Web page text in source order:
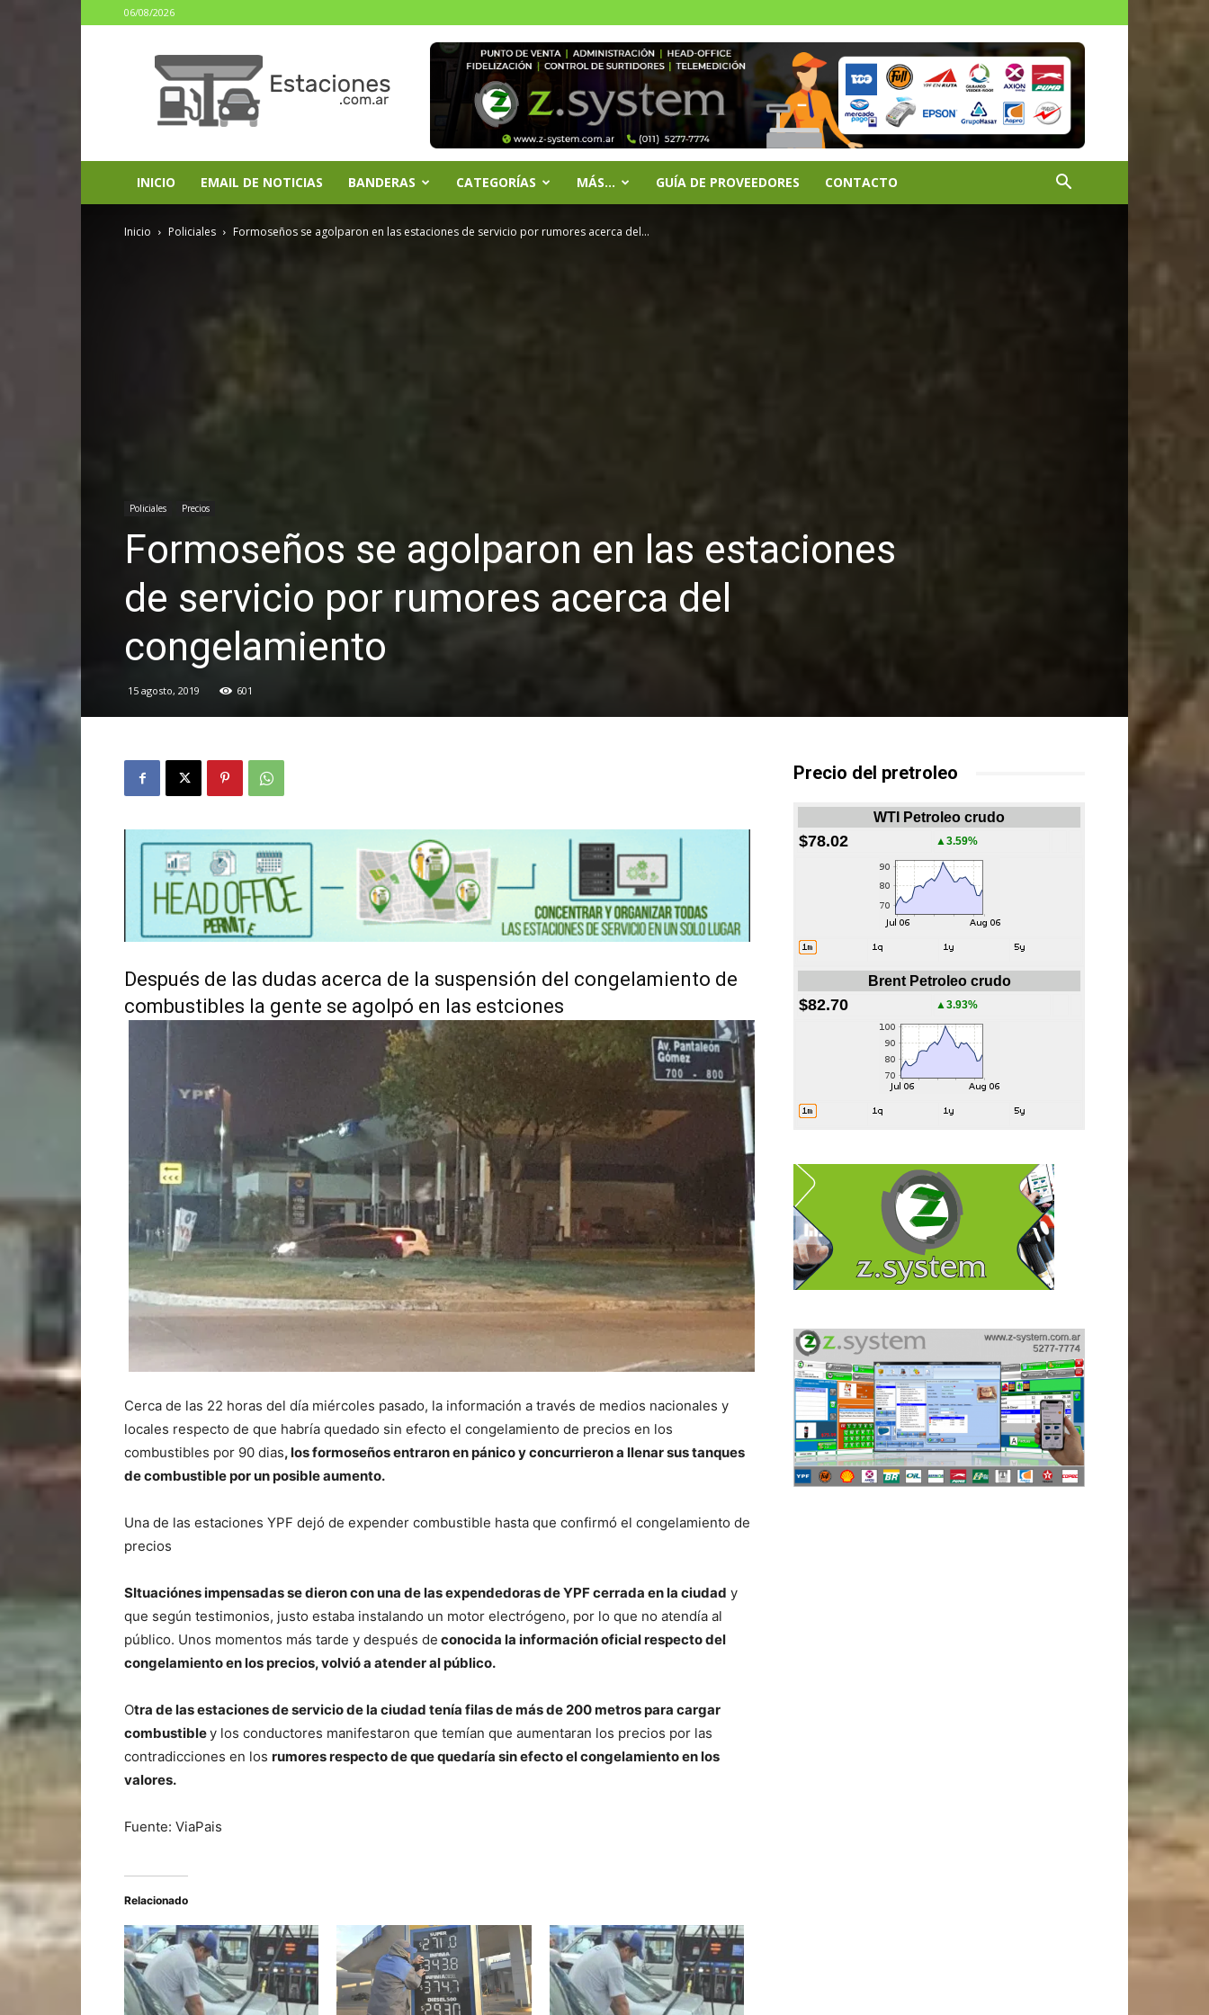
06/08/2026
INICIO EMAIL DE NOTICIAS BANDERAS CATEGORÍAS MÁS… GUÍA DE PROVEEDORES CONTACTO
Inicio Policiales Formoseños se agolparon en las estaciones de servicio por rumores acerca del...
Policiales Precios
Formoseños se agolparon en las estaciones
de servicio por rumores acerca del
congelamiento
15 agosto, 2019 601
Después de las dudas acerca de la suspensión del congelamiento de
combustibles la gente se agolpó en las estciones
Cerca de las 22 horas del día miércoles pasado, la información a través de medios nacionales y
locales respecto de que habría quedado sin efecto el congelamiento de precios en los
combustibles por 90 dias, los formoseños entraron en pánico y concurrieron a llenar sus tanques
de combustible por un posible aumento.
Una de las estaciones YPF dejó de expender combustible hasta que confirmó el congelamiento de
precios
SItuaciónes impensadas se dieron con una de las expendedoras de YPF cerrada en la ciudad y
que según testimonios, justo estaba instalando un motor electrógeno, por lo que no atendía al
público. Unos momentos más tarde y después de conocida la información oficial respecto del
congelamiento en los precios, volvió a atender al público.
Otra de las estaciones de servicio de la ciudad tenía filas de más de 200 metros para cargar
combustibley los conductores manifestaron que temían que aumentaran los precios por las
contradicciones en los rumores respecto de que quedaría sin efecto el congelamiento en los
valores.
Fuente: ViaPais
Relacionado
Precio del pretroleo
WTI Petroleo crudo
$78.02 ▲3.59%
Brent Petroleo crudo
$82.70 ▲3.93%